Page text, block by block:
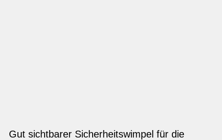
Gut sichtbarer Sicherheitswimpel für die